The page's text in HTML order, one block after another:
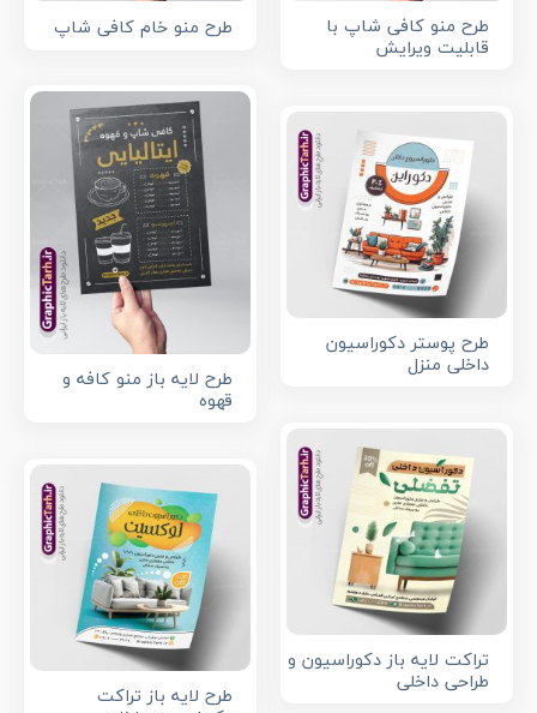
طرح منو کافی شاپ با
قابلیت ویرایش
طرح منو خام کافی شاپ
طرح لایه باز منو کافه و
قهوه
طرح پوستر دکوراسیون
داخلی منزل
تراکت لایه باز دکوراسیون و
طراحی داخلی
طرح لایه باز تراکت